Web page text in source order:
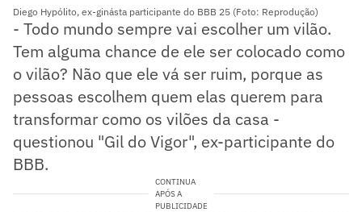
Diego Hypólito, ex-ginásta participante do BBB 25 (Foto: Reprodução)
- Todo mundo sempre vai escolher um vilão.
Tem alguma chance de ele ser colocado como
o vilão? Não que ele vá ser ruim, porque as
pessoas escolhem quem elas querem para
transformar como os vilões da casa -
questionou "Gil do Vigor", ex-participante do
BBB.
CONTINUA
APÓS A
PUBLICIDADE